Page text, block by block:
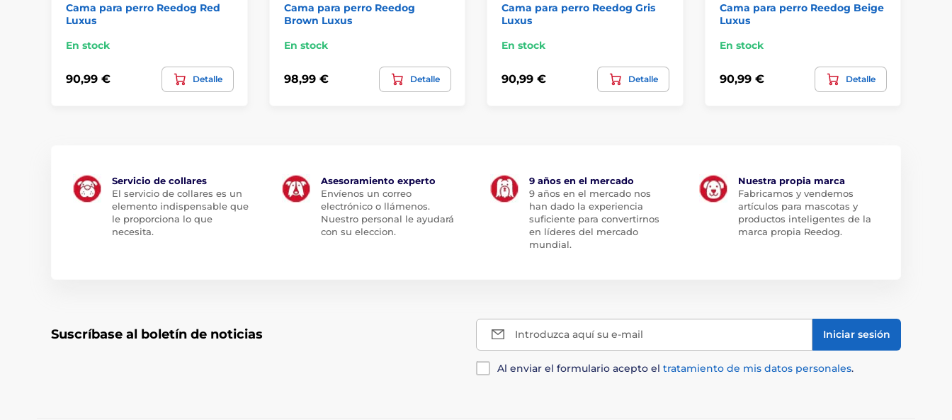
Cama para perro Reedog Red
Luxus
En stock
90,99 € Detalle
Cama para perro Reedog
Brown Luxus
En stock
98,99 € Detalle
Cama para perro Reedog Gris
Luxus
En stock
90,99 € Detalle
Cama para perro Reedog Beige
Luxus
En stock
90,99 € Detalle
Servicio de collares
El servicio de collares es un
elemento indispensable que
le proporciona lo que
necesita.
Asesoramiento experto
Envíenos un correo
electrónico o llámenos.
Nuestro personal le ayudará
con su eleccion.
9 años en el mercado
9 años en el mercado nos
han dado la experiencia
suficiente para convertirnos
en líderes del mercado
mundial.
Nuestra propia marca
Fabricamos y vendemos
artículos para mascotas y
productos inteligentes de la
marca propia Reedog.
Suscríbase al boletín de noticias Introduzca aquí su e-mail Iniciar sesión
Al enviar el formulario acepto el tratamiento de mis datos personales.